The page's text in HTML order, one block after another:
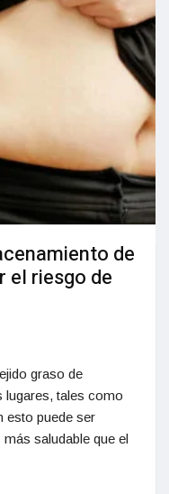
de
el riesgo de
graso de
lugares, tales como
esto puede ser
saludable que el